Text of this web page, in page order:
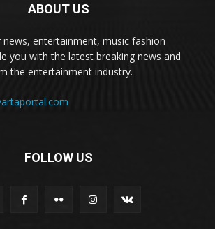
ABOUT US
news, entertainment, music fashion
you with the latest breaking news and
the entertainment industry.
FOLLOW US